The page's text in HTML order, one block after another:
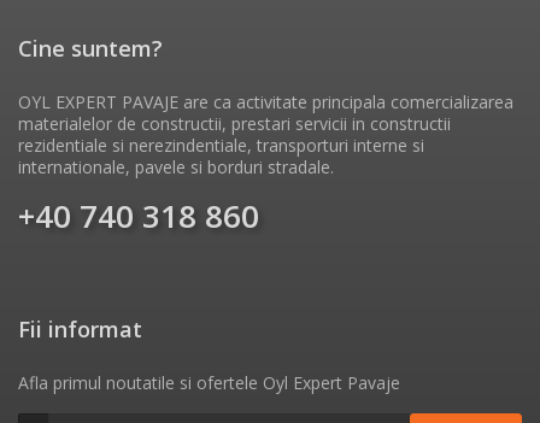
Cine suntem?
OYL EXPERT PAVAJE are ca activitate principala comercializarea
materialelor de constructii, prestari servicii in constructii
rezidentiale si nerezindentiale, transporturi interne si
internationale, pavele si borduri stradale.
+40 740 318 860
Fii informat
Afla primul noutatile si ofertele Oyl Expert Pavaje